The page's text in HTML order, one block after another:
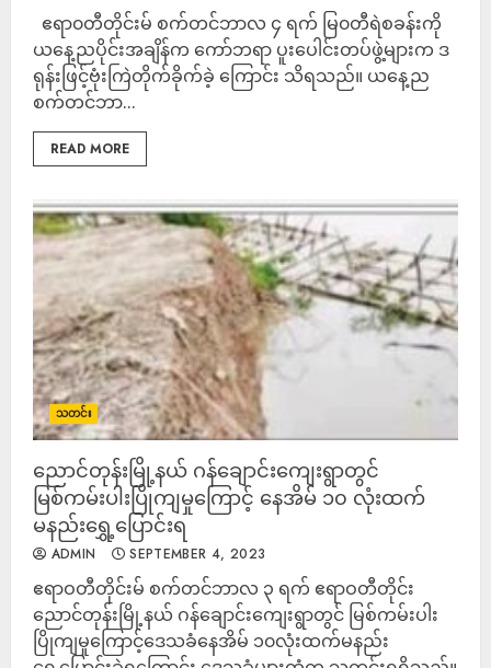
ဧရာ၀တီတိုင်းမ် စက်တင်ဘာလ ၄ ရက် မြ၀တီရဲစခန်းကို
ယနေ့ညပိုင်းအချိန်က ကော်ဘရာ ပူးပေါင်းတပ်ဖွဲ့များက ဒ
ရုန်းဖြင့်ဗုံးကြဲတိုက်ခိုက်ခဲ့ ကြောင်း သိရသည်။ ယနေ့ည
စက်တင်ဘာ...
READ MORE
သတင်း
ညောင်တုန်းမြို့နယ် ဂန်ချောင်းကျေးရွာတွင်
မြစ်ကမ်းပါးပြိုကျမှုကြောင့် နေအိမ် ၁၀ လုံးထက်
မနည်းရွှေ့ပြောင်းရ
ADMIN SEPTEMBER 4, 2023
ဧရာဝတီတိုင်းမ် စက်တင်ဘာလ ၃ ရက် ဧရာဝတီတိုင်း
ညောင်တုန်းမြို့နယ် ဂန်ချောင်းကျေးရွာတွင် မြစ်ကမ်းပါး
ပြိုကျမှုကြောင့်ဒေသခံနေအိမ် ၁၀လုံးထက်မနည်း